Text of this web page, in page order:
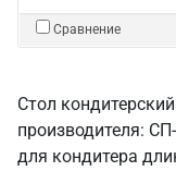
Сравнение
Стол
производителя:
для кондитера